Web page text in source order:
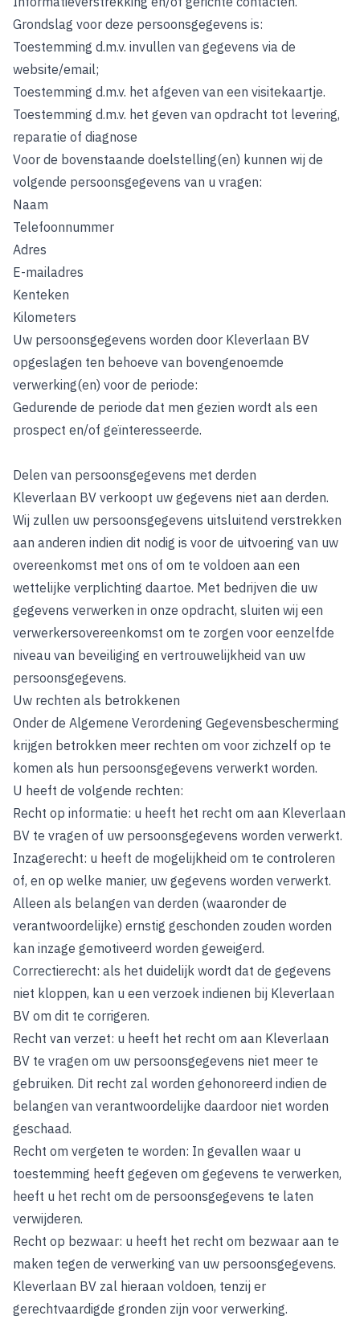
Grondslag voor deze persoonsgegevens is:
Toestemming d.m.v. invullen van gegevens via de
website/email;
Toestemming d.m.v. het afgeven van een visitekaartje.
Toestemming d.m.v. het geven van opdracht tot levering,
reparatie of diagnose
Voor de bovenstaande doelstelling(en) kunnen wij de
volgende persoonsgegevens van u vragen:
Naam
Telefoonnummer
Adres
E-mailadres
Kenteken
Kilometers
Uw persoonsgegevens worden door Kleverlaan BV
opgeslagen ten behoeve van bovengenoemde
verwerking(en) voor de periode:
Gedurende de periode dat men gezien wordt als een
prospect en/of geïnteresseerde.
Delen van persoonsgegevens met derden
Kleverlaan BV verkoopt uw gegevens niet aan derden.
Wij zullen uw persoonsgegevens uitsluitend verstrekken
aan anderen indien dit nodig is voor de uitvoering van uw
overeenkomst met ons of om te voldoen aan een
wettelijke verplichting daartoe. Met bedrijven die uw
gegevens verwerken in onze opdracht, sluiten wij een
verwerkersovereenkomst om te zorgen voor eenzelfde
niveau van beveiliging en vertrouwelijkheid van uw
persoonsgegevens.
Uw rechten als betrokkenen
Onder de Algemene Verordening Gegevensbescherming
krijgen betrokken meer rechten om voor zichzelf op te
komen als hun persoonsgegevens verwerkt worden.
U heeft de volgende rechten:
Recht op informatie: u heeft het recht om aan Kleverlaan
BV te vragen of uw persoonsgegevens worden verwerkt.
Inzagerecht: u heeft de mogelijkheid om te controleren
of, en op welke manier, uw gegevens worden verwerkt.
Alleen als belangen van derden (waaronder de
verantwoordelijke) ernstig geschonden zouden worden
kan inzage gemotiveerd worden geweigerd.
Correctierecht: als het duidelijk wordt dat de gegevens
niet kloppen, kan u een verzoek indienen bij Kleverlaan
BV om dit te corrigeren.
Recht van verzet: u heeft het recht om aan Kleverlaan
BV te vragen om uw persoonsgegevens niet meer te
gebruiken. Dit recht zal worden gehonoreerd indien de
belangen van verantwoordelijke daardoor niet worden
geschaad.
Recht om vergeten te worden: In gevallen waar u
toestemming heeft gegeven om gegevens te verwerken,
heeft u het recht om de persoonsgegevens te laten
verwijderen.
Recht op bezwaar: u heeft het recht om bezwaar aan te
maken tegen de verwerking van uw persoonsgegevens.
Kleverlaan BV zal hieraan voldoen, tenzij er
gerechtvaardigde gronden zijn voor verwerking.